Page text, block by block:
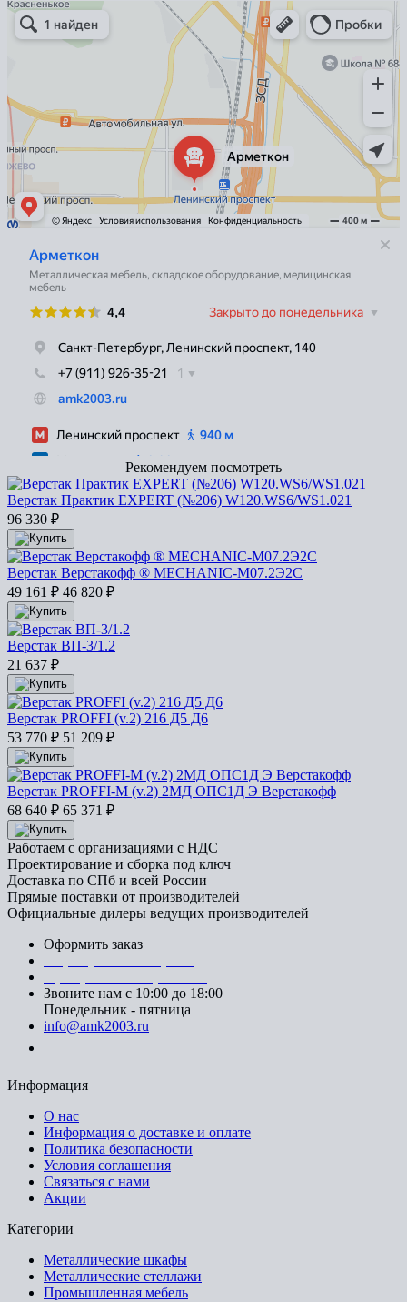
Арметкон
Металлическая мебель в Санкт‑Петербурге
Торговое оборудование в Санкт‑Петербурге
Рекомендуем посмотреть
Верстак Практик EXPERT (№206) W120.WS6/WS1.021
96 330 ₽
Верстак Верстакофф ® MECHANIC-М07.2Э2С
49 161 ₽ 46 820 ₽
Верстак ВП-3/1.2
21 637 ₽
Верстак PROFFI (v.2) 216 Д5 Д6
53 770 ₽ 51 209 ₽
Верстак PROFFI-M (v.2) 2МД ОПС1Д Э Верстакофф
68 640 ₽ 65 371 ₽
Работаем с организациями с НДС
Проектирование и сборка под ключ
Доставка по СПб и всей России
Прямые поставки от производителей
Официальные дилеры ведущих производителей
Оформить заказ
Звоните нам с 10:00 до 18:00
Понедельник - пятница
info@amk2003.ru
Информация
О нас
Информация о доставке и оплате
Политика безопасности
Условия соглашения
Связаться с нами
Акции
Категории
Металлические шкафы
Металлические стеллажи
Промышленная мебель